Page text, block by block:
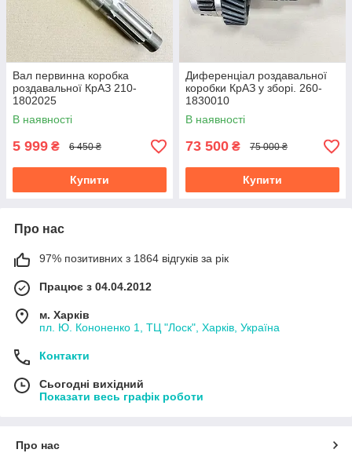
Вал первинна коробка
роздавальної КрАЗ 210-
1802025
В наявності
5 999 ₴ 6 450 ₴
Купити
Диференціал роздавальної
коробки КрАЗ у зборі. 260-
1830010
В наявності
73 500 ₴ 75 000 ₴
Купити
Про нас
97% позитивних з 1864 відгуків за рік
Працює з 04.04.2012
м. Харків
пл. Ю. Кононенко 1, ТЦ "Лоск", Харків, Україна
Контакти
Сьогодні вихідний
Показати весь графік роботи
Про нас